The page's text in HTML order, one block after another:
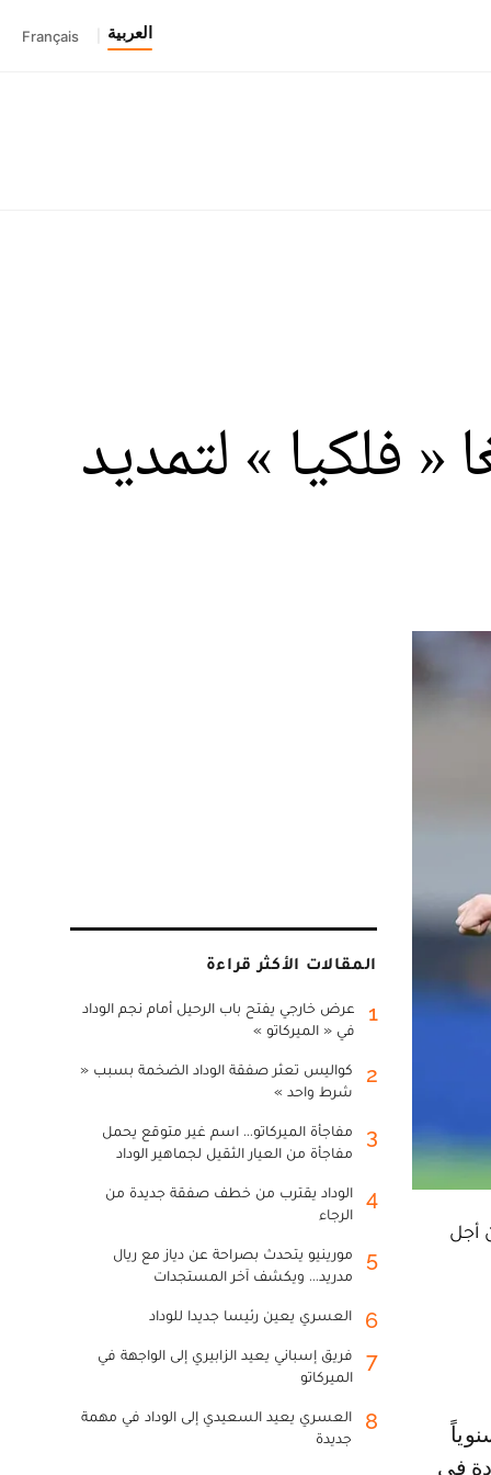
العربية Français
فلكيا » لتمديد
أجل
في
المقالات الأكثر قراءة
1
عرض خارجي يفتح باب الرحيل أمام نجم الوداد
في « الميركاتو »
2
كواليس تعثر صفقة الوداد الضخمة بسبب «
شرط واحد »
3
مفاجأة الميركاتو... اسم غير متوقع يحمل
مفاجأة من العيار الثقيل لجماهير الوداد
4
الوداد يقترب من خطف صفقة جديدة من
الرجاء
5
مورينيو يتحدث بصراحة عن دياز مع ريال
مدريد... ويكشف آخر المستجدات
6 العسري يعين رئيسا جديدا للوداد
7
فريق إسباني يعيد الزابيري إلى الواجهة في
الميركاتو
8
العسري يعيد السعيدي إلى الوداد في مهمة
جديدة